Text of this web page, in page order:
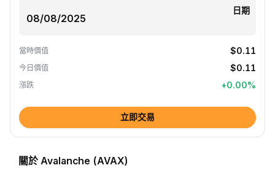
日期
當時價值 $0.11
今日價值 $0.11
漲跌 +0.00%
立即交易
關於 Avalanche (AVAX)